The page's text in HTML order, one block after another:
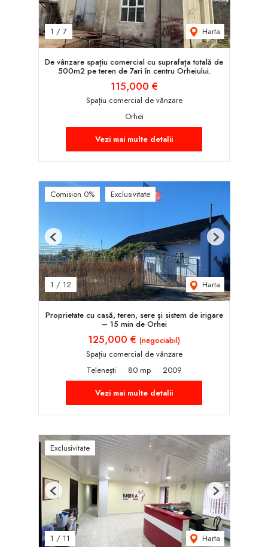
1 / 7 Harta
De vânzare spațiu comercial cu suprafața totală de
500m2 pe teren de 7ari în centru Orheiului.
115,000 €
Spațiu comercial de vânzare
Orhei
Vezi mai multe detalii
Comision 0% Exclusivitate
1 / 12 Harta
Previous Next
Proprietate cu casă, teren, sere și sistem de irigare
– 15 min de Orhei
125,000 € (negociabil)
Spațiu comercial de vânzare
Telenești
80 mp
2009
Vezi mai multe detalii
Exclusivitate
1 / 11 Harta
Previous Next